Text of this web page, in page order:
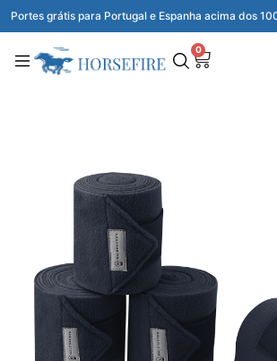
Portes grátis para Portugal e Espanha acima dos
0